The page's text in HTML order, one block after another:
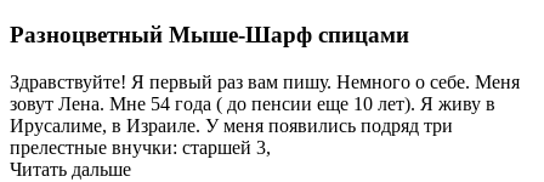
Разноцветный Мыше-Шарф спицами
Здравствуйте! Я первый раз вам пишу. Немного о себе. Меня
зовут Лена. Мне 54 года ( до пенсии еще 10 лет). Я живу в
Ирусалиме, в Израиле. У меня появились подряд три
прелестные внучки: старшей 3,
Читать дальше